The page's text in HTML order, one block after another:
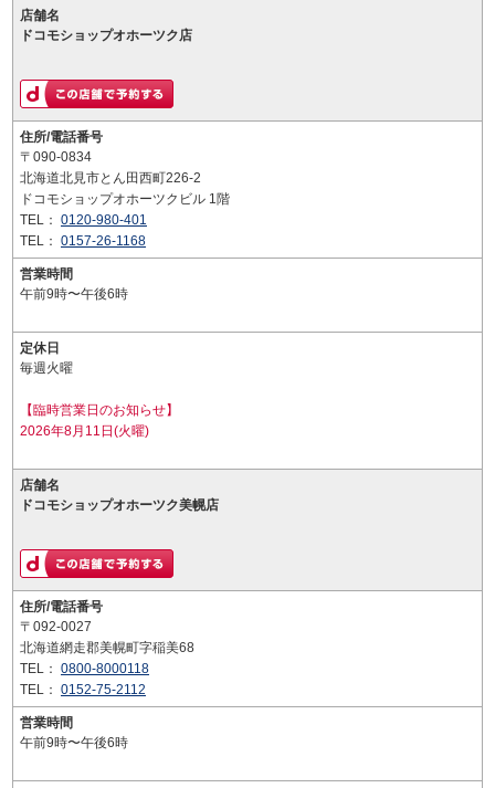
店舗名
ドコモショップオホーツク店
住所/電話番号
〒090-0834
北海道北見市とん田西町226-2
ドコモショップオホーツクビル 1階
TEL： 0120-980-401
TEL： 0157-26-1168
営業時間
午前9時〜午後6時
定休日
毎週火曜
【臨時営業日のお知らせ】
2026年8月11日(火曜)
店舗名
ドコモショップオホーツク美幌店
住所/電話番号
〒092-0027
北海道網走郡美幌町字稲美68
TEL： 0800-8000118
TEL： 0152-75-2112
営業時間
午前9時〜午後6時